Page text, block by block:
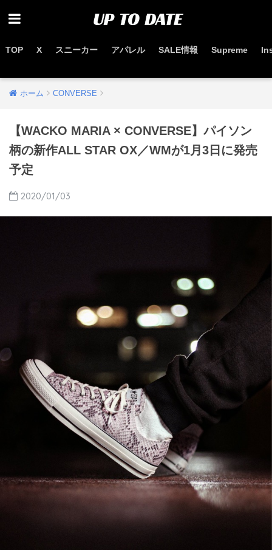
TOP X スニーカー アパレル SALE情報 Supreme
ホーム CONVERSE
【WACKO MARIA × CONVERSE】パイソン
柄の新作ALL STAR OX／WMが1月3日に発売
予定
2020/01/03